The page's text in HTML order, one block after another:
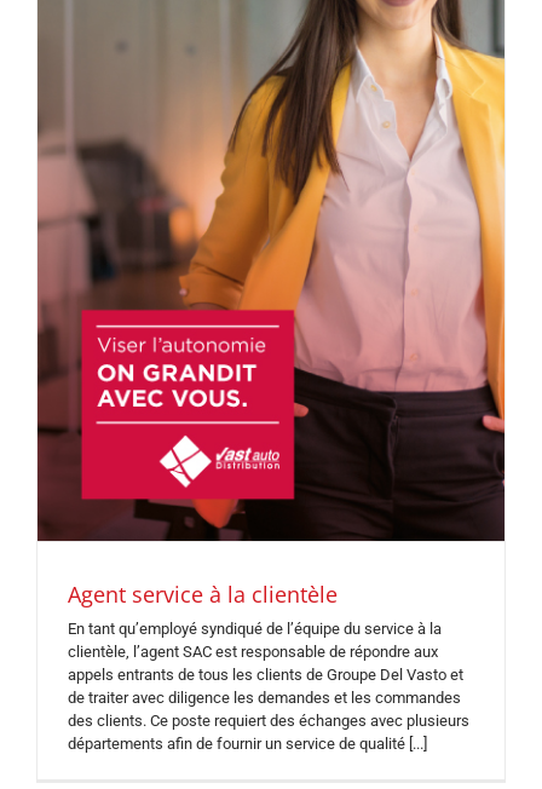
Agent service à la clientèle
En tant qu’employé syndiqué de l’équipe du service à la
clientèle, l’agent SAC est responsable de répondre aux
appels entrants de tous les clients de Groupe Del Vasto et
de traiter avec diligence les demandes et les commandes
des clients. Ce poste requiert des échanges avec plusieurs
départements afin de fournir un service de qualité [...]